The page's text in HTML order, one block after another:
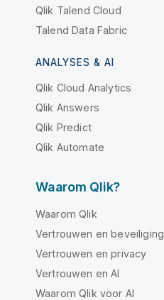
Qlik Talend Cloud
Talend Data Fabric
ANALYSES & AI
Qlik Cloud Analytics
Qlik Answers
Qlik Predict
Qlik Automate
Waarom Qlik?
Waarom Qlik
Vertrouwen en beveiliging
Vertrouwen en privacy
Vertrouwen en AI
Waarom Qlik voor AI